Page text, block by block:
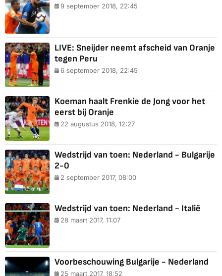
9 september 2018, 22:45
LIVE: Sneijder neemt afscheid van Oranje
tegen Peru
6 september 2018, 22:45
Koeman haalt Frenkie de Jong voor het
eerst bij Oranje
22 augustus 2018, 12:27
Wedstrijd van toen: Nederland - Bulgarije
2-0
2 september 2017, 08:00
Wedstrijd van toen: Nederland - Italië
28 maart 2017, 11:07
Voorbeschouwing Bulgarije - Nederland
25 maart 2017, 18:52